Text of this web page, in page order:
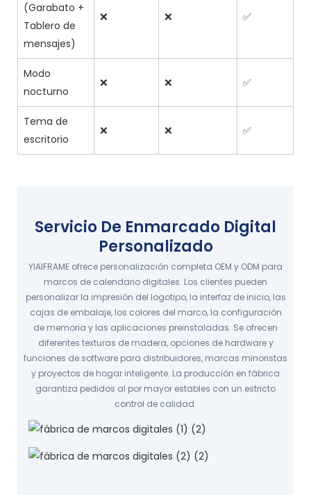
(Garabato +
Tablero de
mensajes)
❌ ❌ ✅
Modo
nocturno
❌ ❌ ✅
Tema de
escritorio
❌ ❌ ✅
Servicio De Enmarcado Digital
Personalizado
YIAIFRAME ofrece personalización completa OEM y ODM para
marcos de calendario digitales. Los clientes pueden
personalizar la impresión del logotipo, la interfaz de inicio, las
cajas de embalaje, los colores del marco, la configuración
de memoria y las aplicaciones preinstaladas. Se ofrecen
diferentes texturas de madera, opciones de hardware y
funciones de software para distribuidores, marcas minoristas
y proyectos de hogar inteligente. La producción en fábrica
garantiza pedidos al por mayor estables con un estricto
control de calidad.